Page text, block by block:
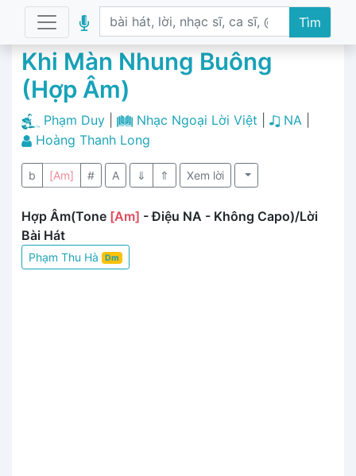
Tìm
Khi Màn Nhung Buông
(Hợp Âm)
Phạm Duy Nhạc Ngoại Lời Việt NA
Hoàng Thanh Long
b [Am] # A ⇓ ⇑ Xem lời
Hợp Âm(Tone [Am] - Điệu NA - Không Capo)/Lời
Bài Hát
Phạm Thu Hà Dm